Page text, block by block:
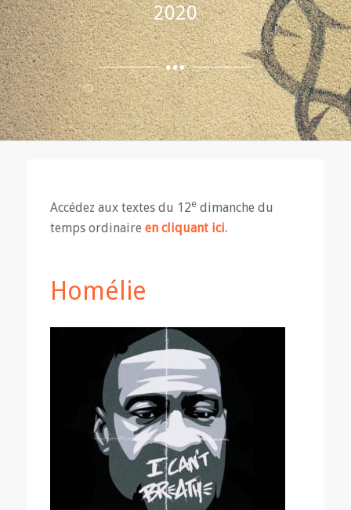
2020
Accédez aux textes du 12edimanche du
temps ordinaire en cliquant ici.
Homélie